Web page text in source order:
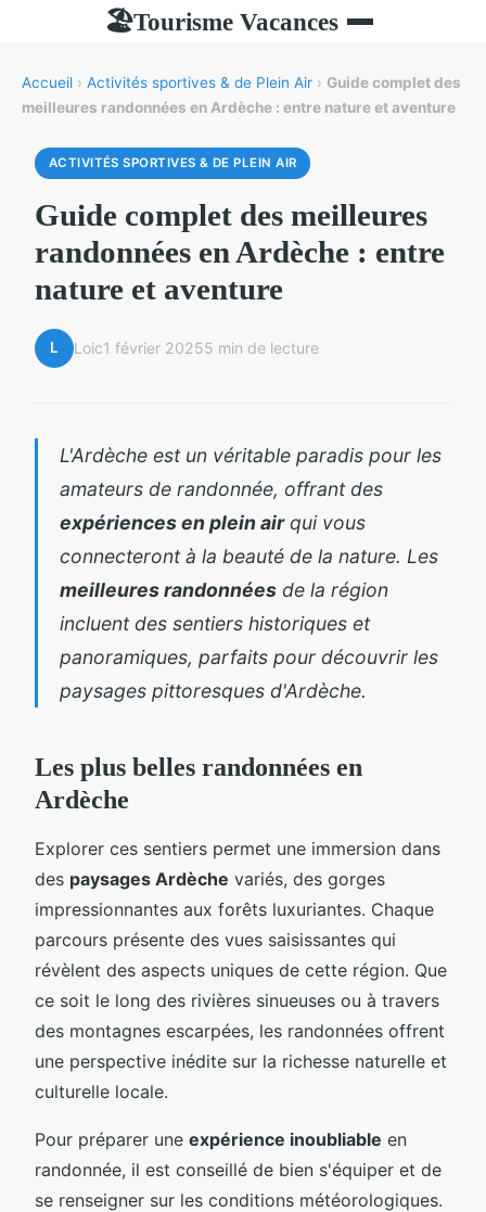
🏖Tourisme Vacances
Accueil › Activités sportives & de Plein Air › Guide complet des
meilleures randonnées en Ardèche : entre nature et aventure
ACTIVITÉS SPORTIVES & DE PLEIN AIR
Guide complet des meilleures
randonnées en Ardèche : entre
nature et aventure
L Loic1 février 20255 min de lecture
L'Ardèche est un véritable paradis pour les
amateurs de randonnée, offrant des
expériences en plein airqui vous
connecteront à la beauté de la nature. Les
meilleures randonnées de la région
incluent des sentiers historiques et
panoramiques, parfaits pour découvrir les
paysages pittoresques d'Ardèche.
Les plus belles randonnées en
Ardèche
Explorer ces sentiers permet une immersion dans
des paysages Ardèche variés, des gorges
impressionnantes aux forêts luxuriantes. Chaque
parcours présente des vues saisissantes qui
révèlent des aspects uniques de cette région. Que
ce soit le long des rivières sinueuses ou à travers
des montagnes escarpées, les randonnées offrent
une perspective inédite sur la richesse naturelle et
culturelle locale.
Pour préparer une expérience inoubliable en
randonnée, il est conseillé de bien s'équiper et de
se renseigner sur les conditions météorologiques.